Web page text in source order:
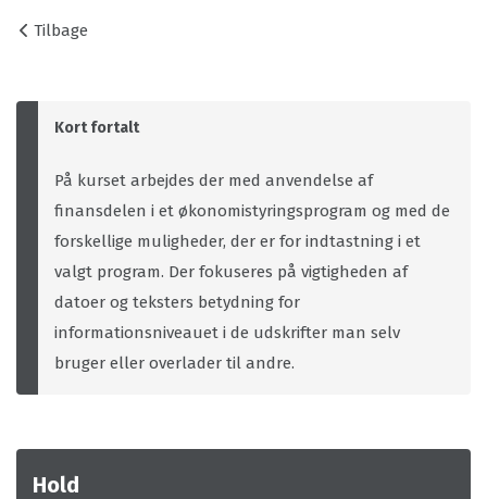
Tilbage
Kort fortalt
På kurset arbejdes der med anvendelse af
finansdelen i et økonomistyringsprogram og med de
forskellige muligheder, der er for indtastning i et
valgt program. Der fokuseres på vigtigheden af
datoer og teksters betydning for
informationsniveauet i de udskrifter man selv
bruger eller overlader til andre.
Hold